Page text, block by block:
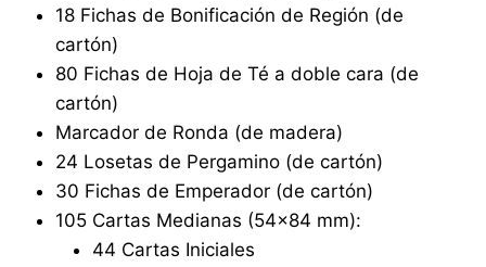
18 Fichas de Bonificación de Región (de
cartón)
80 Fichas de Hoja de Té a doble cara (de
cartón)
Marcador de Ronda (de madera)
24 Losetas de Pergamino (de cartón)
30 Fichas de Emperador (de cartón)
105 Cartas Medianas (54×84 mm):
44 Cartas Iniciales